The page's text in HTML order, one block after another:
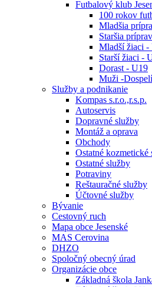
Futbalový klub
100 rokov
Mladšia
Staršia
Mladší žiaci -
Starší žiaci -
Dorast - U19
Muži -Dospelí
Služby a podnikanie
Kompas s.r.o.,r.s.p.
Autoservis
Dopravné služby
Montáž a oprava
Obchody
Ostatné kozmetické
Ostatné služby
Potraviny
Reštauračné služby
Účtovné služby
Bývanie
Cestovný ruch
Mapa obce Jesenské
MAS Cerovina
DHZO
Spoločný obecný úrad
Organizácie obce
Základná škola